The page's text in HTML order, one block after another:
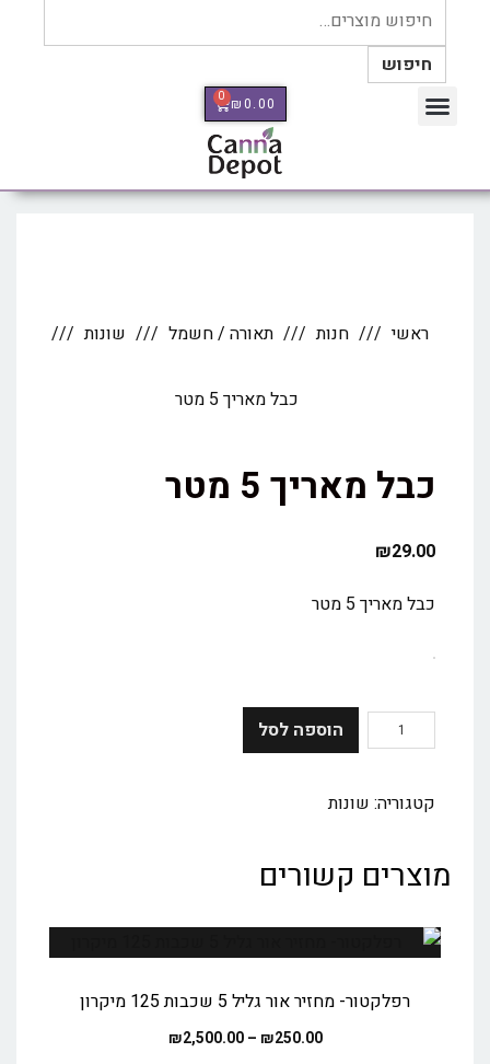
חיפוש
₪0.00
0
ראשי חנות תאורה / חשמל שונות
כבל מאריך 5 מטר
כבל מאריך 5 מטר
₪29.00
כבל מאריך 5 מטר
הוספה לסל
קטגוריה: שונות
מוצרים קשורים
רפלקטור- מחזיר אור גליל 5 שכבות 125 מיקרון
₪250.00
–
₪2,500.00